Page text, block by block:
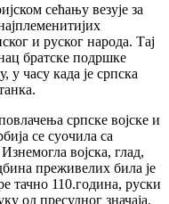
сећању везује за
и руског народа. Тај
братске подршке
у часу када је српска
српске војске и
се суочила са
војска, глад,
преживелих била је
тачно 110.година, руски
од пресудног значаја.